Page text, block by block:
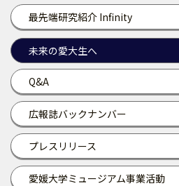
最先端研究紹介 Infinity
未来の愛大生へ
Q&A
広報誌バックナンバー
プレスリリース
愛媛大学ミュージアム事業活動